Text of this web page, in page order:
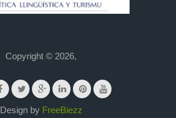
Copyright © 2026,
Design by FreeBiezz